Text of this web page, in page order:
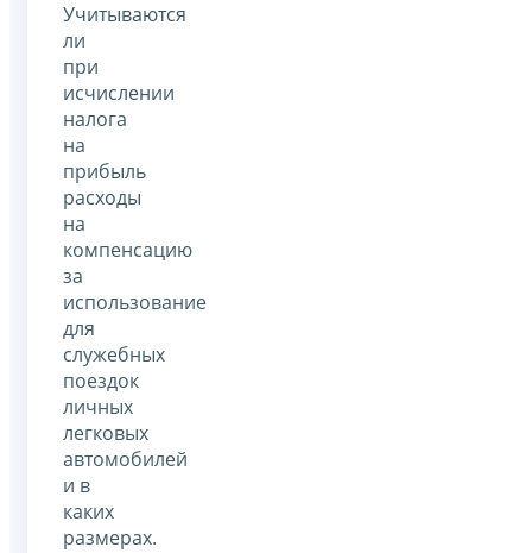
Учитываются
ли
при
исчислении
налога
на
прибыль
расходы
на
компенсацию
за
использование
для
служебных
поездок
личных
легковых
автомобилей
и в
каких
размерах.